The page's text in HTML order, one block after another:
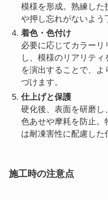
模様を形成。熟練した
や押し忘れがないよう
着色・色付け
必要に応じてカラーリ
し、模様のリアリテ
を演出することで、
づけます。
仕上げと保護
硬化後、表面を研磨し
色あせや摩耗を防止。
は耐凍害性に配慮した
施工時の注意点